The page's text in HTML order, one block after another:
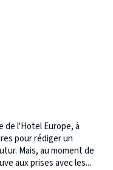
de l'Hotel Europe, à
pour rédiger un
Mais, au moment de
aux prises avec les...